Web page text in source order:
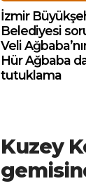
İzmir
Belediyesi
Veli
Hür Ağbaba
tutuklama
Kuzey